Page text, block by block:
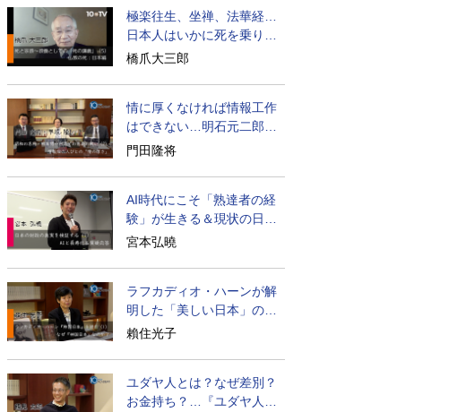
極楽往生、坐禅、法華経…
日本人はいかに死を乗り越
えるか
橋爪大三郎
情に厚くなければ情報工作
はできない…明石元二郎の
対露工作の教訓
門田隆将
AI時代にこそ「熟達者の経
験」が生きる＆現状の日本
経済の実情は
宮本弘曉
ラフカディオ・ハーンが解
明した「美しい日本」の秘
密と未来
賴住光子
ユダヤ人とは？なぜ差別？
お金持ち？…『ユダヤ人の